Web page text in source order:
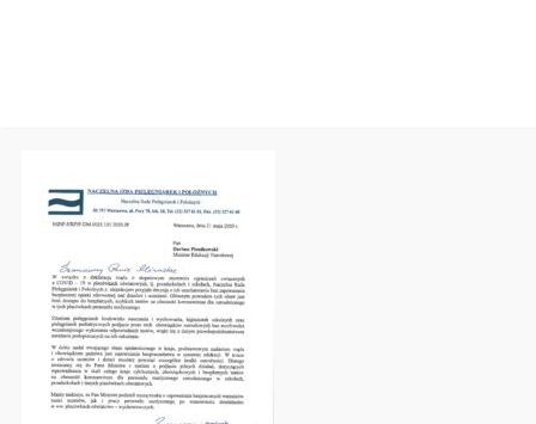
Copyright 2014 Szczecińska Izba Pielęgniarek i Położnych.